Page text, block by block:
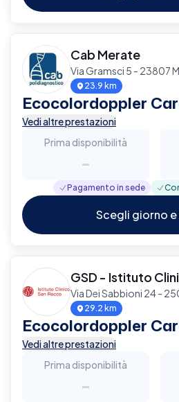
Cab Merate
Via Gramsci 5 - 23807
23.9 km
Ecocolordoppler
Vedi altre prestazioni
Prima disponibilità
-
Pagamento in sede
Scegli giorno e
GSD - Istituto
Via Dei Sabbioni 24 -
29.2 km
Ecocolordoppler
Vedi altre prestazioni
Prima disponibilità
-